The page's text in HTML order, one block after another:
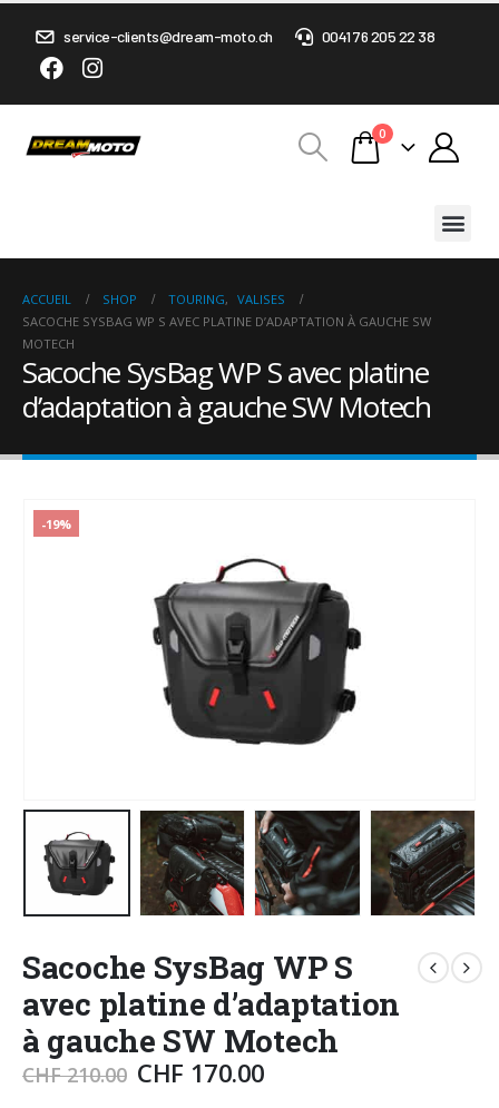
service-clients@dream-moto.ch 0041 76 205 22 38
0
ACCUEIL SHOP TOURING, VALISES
SACOCHE SYSBAG WP S AVEC PLATINE D’ADAPTATION À GAUCHE SW
MOTECH
Sacoche SysBag WP S avec platine
d’adaptation à gauche SW Motech
-19%
Sacoche SysBag WP S
avec platine d’adaptation
à gauche SW Motech
CHF210.00 CHF 170.00